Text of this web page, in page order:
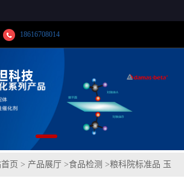
18616708014
页 > 产品展厅 >食品检测 >粮科院标准品 玉